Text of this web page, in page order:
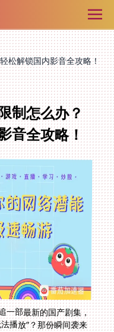
松解锁国内影音全攻略！
制怎么办？
音全攻略！
一部最新的国产剧集，
播放”？那份瞬间袭来
者或旅居华人都感同身
把熟悉的国内生活挡在
的根源在于流媒体平台
问必然被拦截。但别担
破解这道数字藩篱的钥
国内资源，尤其是聚焦
云集热剧、贝贝网购新